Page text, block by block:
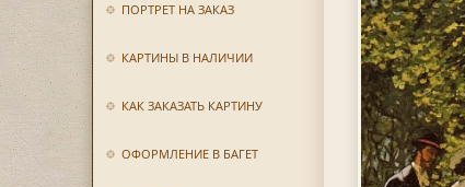
ПОРТРЕТ НА ЗАКАЗ
КАРТИНЫ В НАЛИЧИИ
КАК ЗАКАЗАТЬ КАРТИНУ
ОФОРМЛЕНИЕ В БАГЕТ